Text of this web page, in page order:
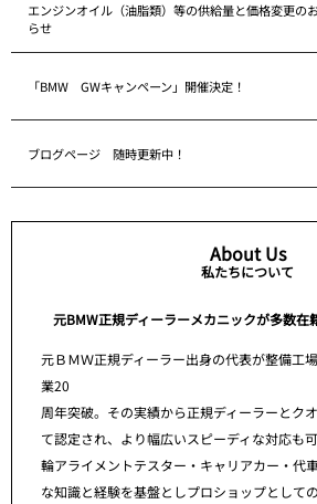
エンジンオイル（油脂類）等の供給量と価格変更の
らせ
「BMW GWキャンペーン」開催決定！
ブログページ 随時更新中！
About Us
私たちについて
元BMW正規ディーラーメカニックが多数在
元ＢＭＷ正規ディーラー出身の代表が整備工
業20
周年突破。その実績から正規ディーラーとク
て認定され、より幅広いスピーディな対応も
輪アライメントテスター・キャリアカー・代
な知識と経験を基盤としプロショップとして